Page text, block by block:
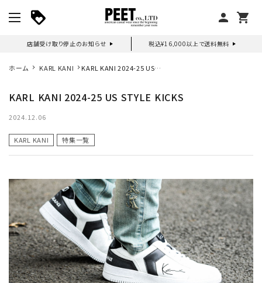
person shopping_cart
店舗受け取り停止のお知らせ 税込¥16,000以上で送料無料
マイページ
新作アイテム
詳しい条件から探す
ホーム KARL KANI
KARL KANI 2024-25 US
KARL KANI 2024-25 US STYLE KICKS
2024.12.06
KARL KANI 特集一覧